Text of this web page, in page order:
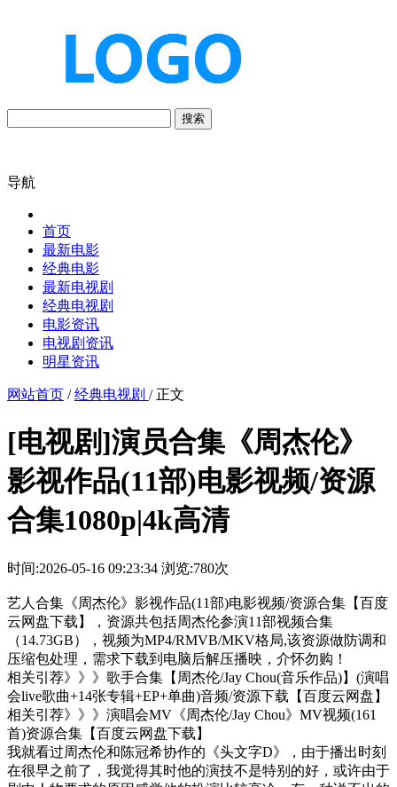
搜索
导航
首页
最新电影
经典电影
最新电视剧
经典电视剧
电影资讯
电视剧资讯
明星资讯
网站首页 /经典电视剧 / 正文
[电视剧]演员合集《周杰伦》
影视作品(11部)电影视频/资源
合集1080p|4k高清
时间:2026-05-16 09:23:34 浏览:780次
艺人合集《周杰伦》影视作品(11部)电影视频/资源合集【百度
云网盘下载】，资源共包括周杰伦参演11部视频合集
（14.73GB），视频为MP4/RMVB/MKV格局,该资源做防调和
压缩包处理，需求下载到电脑后解压播映，介怀勿购！
相关引荐》》》歌手合集【周杰伦/Jay Chou(音乐作品)】(演唱
会live歌曲+14张专辑+EP+单曲)音频/资源下载【百度云网盘】
相关引荐》》》演唱会MV《周杰伦/Jay Chou》MV视频(161
首)资源合集【百度云网盘下载】
我就看过周杰伦和陈冠希协作的《头文字D》，由于播出时刻
在很早之前了，我觉得其时他的演技不是特别的好，或许由于